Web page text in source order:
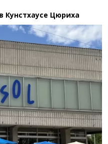
Кунстхаусе Цюриха